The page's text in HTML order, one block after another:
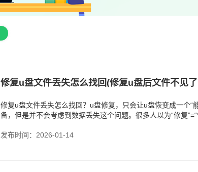
修复u盘文件丢失怎么找回(修复u盘后文件不见
修复u盘文件丢失怎么找回？u盘修复，只会让u盘恢变成一个“
备，但是并不会考虑到数据丢失这个问题。很多人以为“修复
发布时间：2026-01-14